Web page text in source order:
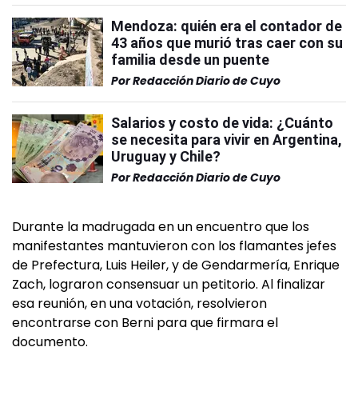
Mendoza: quién era el contador de
43 años que murió tras caer con su
familia desde un puente
PorRedacción Diario de Cuyo
Salarios y costo de vida: ¿Cuánto
se necesita para vivir en Argentina,
Uruguay y Chile?
PorRedacción Diario de Cuyo
Durante la madrugada en un encuentro que los
manifestantes mantuvieron con los flamantes jefes
de Prefectura, Luis Heiler, y de Gendarmería, Enrique
Zach, lograron consensuar un petitorio. Al finalizar
esa reunión, en una votación, resolvieron
encontrarse con Berni para que firmara el
documento.